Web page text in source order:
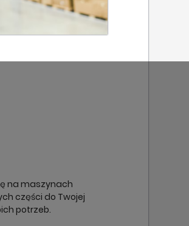
na maszynach
części do Twojej
potrzeb.